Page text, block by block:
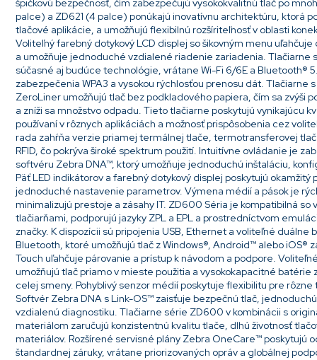
špičkovú bezpečnosť, čím zabezpečujú vysokokvalitnú tlač po
palce) a ZD621 (4 palce) ponúkajú inovatívnu architektúru, ktorá
tlačové aplikácie, a umožňujú flexibilnú rozšíriteľnosť v oblasti
Voliteľný farebný dotykový LCD displej so šikovným menu
a umožňuje jednoduché vzdialené riadenie zariadenia. Tlačiarne
súčasné aj budúce technológie, vrátane Wi-Fi 6/6E a Bluetooth®
zabezpečenia WPA3 a vysokou rýchlosťou prenosu dát. Tlačiarne
ZeroLiner umožňujú tlač bez podkladového papiera, čím sa zvýši
a zníži sa množstvo odpadu. Tieto tlačiarne poskytujú vynikajúcu
používaní v rôznych aplikáciách a možnosť prispôsobenia cez
rada zahŕňa verzie priamej termálnej tlače, termotransferovej
RFID, čo pokrýva široké spektrum použití. Intuitívne ovládanie je
softvéru Zebra DNA™, ktorý umožňuje jednoduchú inštaláciu,
Päť LED indikátorov a farebný dotykový displej poskytujú okamžitý
jednoduché nastavenie parametrov. Výmena médií a pások je
minimalizujú prestoje a zásahy IT. ZD600 Séria je kompatibilná so
tlačiarňami, podporujú jazyky ZPL a EPL a prostredníctvom
značky. K dispozícii sú pripojenia USB, Ethernet a voliteľné duálne
Bluetooth, ktoré umožňujú tlač z Windows®, Android™ alebo iOS®
Touch uľahčuje párovanie a prístup k návodom a podpore.
umožňujú tlač priamo v mieste použitia a vysokokapacitné batérie
celej smeny. Pohyblivý senzor médií poskytuje flexibilitu pre rôzne
Softvér Zebra DNA s Link-OS™ zaisťuje bezpečnú tlač,
vzdialenú diagnostiku. Tlačiarne série ZD600 v kombinácii s
materiálom zaručujú konzistentnú kvalitu tlače, dlhú životnosť
materiálov. Rozšírené servisné plány Zebra OneCare™ poskytujú
štandardnej záruky, vrátane priorizovaných opráv a globálnej